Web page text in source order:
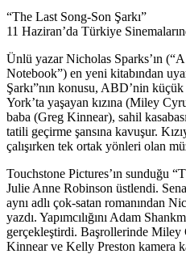
“The Last Song-Son Şarkı”
11 Haziran’da Türkiye
Ünlü yazar Nicholas Sparks’ın
Notebook”) en yeni kitabından
Şarkı”nın konusu, ABD’nin
York’ta yaşayan kızına (Miley
baba (Greg Kinnear), sahil
tatili geçirme şansına kavuşur.
çalışırken tek ortak yönleri olan
Touchstone Pictures’ın sunduğu
Julie Anne Robinson üstlendi.
aynı adlı çok-satan romanından
yazdı. Yapımcılığını Adam
gerçekleştirdi. Başrollerinde
Kinnear ve Kelly Preston kamera